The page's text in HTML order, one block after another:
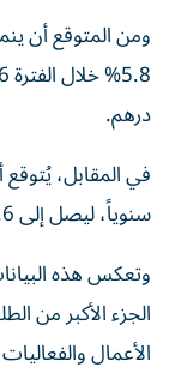
ومن المتوقع أن
درهم.
سنوياً، ليصل إلى 55.6 مليار درهم بحلول 2036.
وتعكس هذه
الجزء الأكبر من
الأعمال